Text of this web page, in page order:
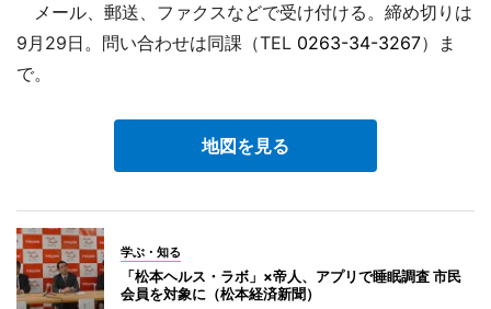
メール、郵送、ファクスなどで受け付ける。締め切りは
9月29日。問い合わせは同課（TEL 0263-34-3267）ま
で。
地図を見る
学ぶ・知る
「松本ヘルス・ラボ」×帝人、アプリで睡眠調査 市民
会員を対象に（松本経済新聞）